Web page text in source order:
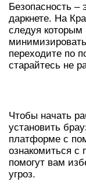
Безопасность –
даркнете. На
следуя которым
переходите по
старайтесь не
Чтобы начать
установить
платформе с
ознакомиться с
помогут вам
угроз.